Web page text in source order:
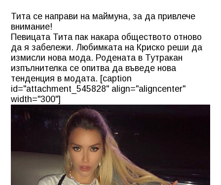
Тита се направи на маймуна, за да привлече
внимание!
Певицата Тита пак накара обществото отново
да я забележи. Любимката на Криско реши да
измисли нова мода. Родената в Тутракан
изпълнителка се опитва да въведе нова
тенденция в модата. [caption
id="attachment_545828" align="aligncenter"
width="300"]